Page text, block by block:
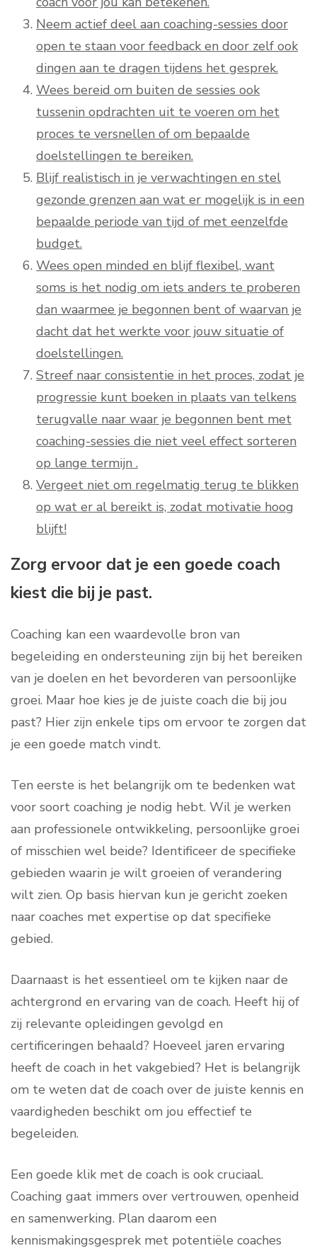
Neem actief deel aan coaching-sessies door
open te staan voor feedback en door zelf ook
dingen aan te dragen tijdens het gesprek.
Wees bereid om buiten de sessies ook
tussenin opdrachten uit te voeren om het
proces te versnellen of om bepaalde
doelstellingen te bereiken.
Blijf realistisch in je verwachtingen en stel
gezonde grenzen aan wat er mogelijk is in een
bepaalde periode van tijd of met eenzelfde
budget.
Wees open minded en blijf flexibel, want
soms is het nodig om iets anders te proberen
dan waarmee je begonnen bent of waarvan je
dacht dat het werkte voor jouw situatie of
doelstellingen.
Streef naar consistentie in het proces, zodat je
progressie kunt boeken in plaats van telkens
terugvalle naar waar je begonnen bent met
coaching-sessies die niet veel effect sorteren
op lange termijn .
Vergeet niet om regelmatig terug te blikken
op wat er al bereikt is, zodat motivatie hoog
blijft!
Zorg ervoor dat je een goede coach
kiest die bij je past.
Coaching kan een waardevolle bron van
begeleiding en ondersteuning zijn bij het bereiken
van je doelen en het bevorderen van persoonlijke
groei. Maar hoe kies je de juiste coach die bij jou
past? Hier zijn enkele tips om ervoor te zorgen dat
je een goede match vindt.
Ten eerste is het belangrijk om te bedenken wat
voor soort coaching je nodig hebt. Wil je werken
aan professionele ontwikkeling, persoonlijke groei
of misschien wel beide? Identificeer de specifieke
gebieden waarin je wilt groeien of verandering
wilt zien. Op basis hiervan kun je gericht zoeken
naar coaches met expertise op dat specifieke
gebied.
Daarnaast is het essentieel om te kijken naar de
achtergrond en ervaring van de coach. Heeft hij of
zij relevante opleidingen gevolgd en
certificeringen behaald? Hoeveel jaren ervaring
heeft de coach in het vakgebied? Het is belangrijk
om te weten dat de coach over de juiste kennis en
vaardigheden beschikt om jou effectief te
begeleiden.
Een goede klik met de coach is ook cruciaal.
Coaching gaat immers over vertrouwen, openheid
en samenwerking. Plan daarom een
kennismakingsgesprek met potentiële coaches